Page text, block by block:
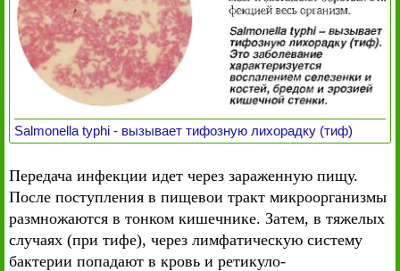
Salmonella typhi - вызывает тифозную лихорадку (тиф)
Передача инфекции идет через зараженную пищу.
После поступления в пищевои тракт микроорганизмы
размножаются в тонком кишечнике. Затем, в тяжелых
случаях (при тифе), через лимфатическую систему
бактерии попадают в кровь и ретикуло-